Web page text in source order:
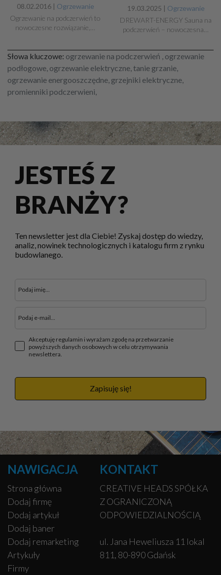
08.02.2016 | Ogrzewanie
Ogrzewanie na podczerwień to
nowoczesne rozwiązanie,…
19.03.2025 | Ogrzewanie
DREWART-ENERGY Sauna na
podczerwień – nowoczesna…
Słowa kluczowe: ogrzewanie na podczerwień , ogrzewanie
podłogowe, ogrzewanie elektryczne, tanie grzanie,
ogrzewanie energooszczędne, grzejniki elektryczne,
promienniki podczerwieni,
JESTEŚ Z
BRANŻY?
Ten newsletter jest dla Ciebie! Zyskaj dostęp do wiedzy,
analiz, nowinek technologicznych i katalogu firm z rynku
budowlanego.
Akceptuję regulamin i wyrażam zgodę na przetwarzanie
powyższych danych osobowych w celu otrzymywania
newslettera.
Zapisuję się!
NAWIGACJA
Strona główna
Dodaj firmę
Dodaj artykuł
Dodaj baner
Dodaj remarketing
Artykuły
Firmy
KONTAKT
CREATIVE HEADS SPÓŁKA
Z OGRANICZONĄ
ODPOWIEDZIALNOŚCIĄ
ul. Jana Heweliusza 11 lokal
811, 80-890 Gdańsk